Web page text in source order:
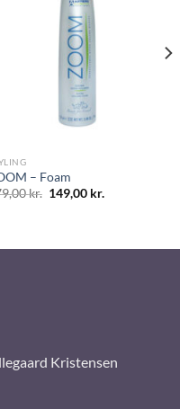
– Foam
kr. Original
price
149,00 kr.Current
Kristensen